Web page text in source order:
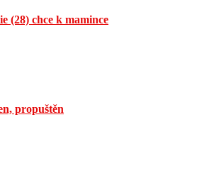
(28) chce k mamince
propuštěn